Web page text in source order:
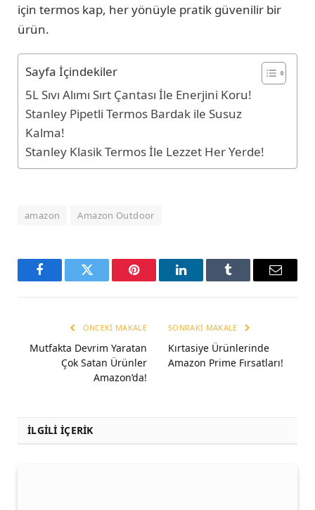
için termos kap, her yönüyle pratik güvenilir bir
ürün.
Sayfa İçindekiler
5L Sıvı Alımı Sırt Çantası İle Enerjini Koru!
Stanley Pipetli Termos Bardak ile Susuz
Kalma!
Stanley Klasik Termos İle Lezzet Her Yerde!
amazon Amazon Outdoor
FacebookTwitter Pinterest LinkedInTumblr Email
ÖNCEKI MAKALE
Mutfakta Devrim Yaratan
Çok Satan Ürünler
Amazon’da!
SONRAKI MAKALE
Kırtasiye Ürünlerinde
Amazon Prime Fırsatları!
İLGİLİ İÇERİK